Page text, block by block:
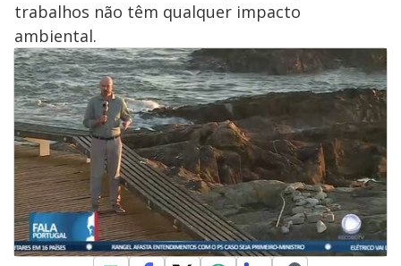
trabalhos não têm qualquer impacto
ambiental.